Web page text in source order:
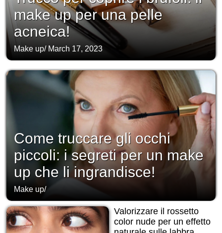
make up per una pelle
acneica!
Make up/ March 17, 2023
Come truccare gli occhi
piccoli: i segreti per un make
up che li ingrandisce!
Make up/
Valorizzare il rossetto
color nude per un effetto